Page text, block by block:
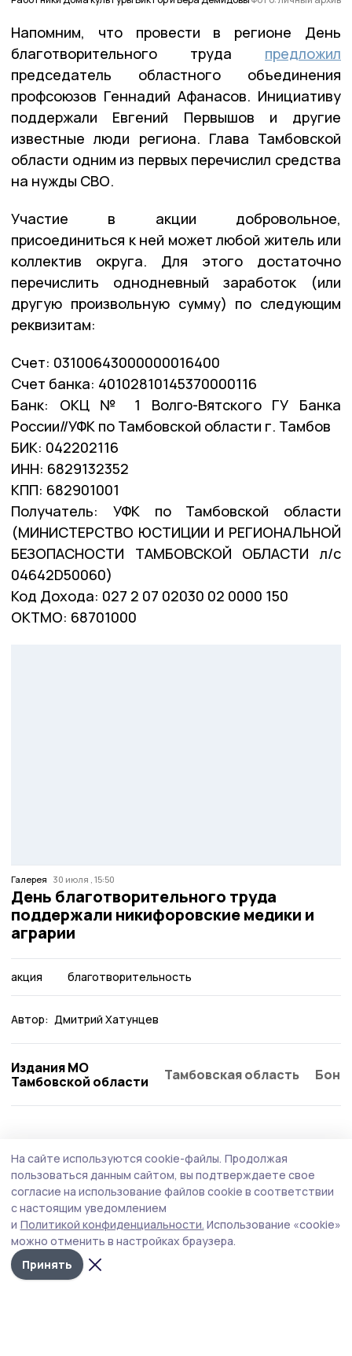
Напомним, что провести в регионе День
благотворительного труда предложил
председатель областного объединения
профсоюзов Геннадий Афанасов. Инициативу
поддержали Евгений Первышов и другие
известные люди региона. Глава Тамбовской
области одним из первых перечислил средства
на нужды СВО.
Участие в акции добровольное,
присоединиться к ней может любой житель или
коллектив округа. Для этого достаточно
перечислить однодневный заработок (или
другую произвольную сумму) по следующим
реквизитам:
Счет: 03100643000000016400
Счет банка: 40102810145370000116
Банк: ОКЦ № 1 Волго-Вятского ГУ Банка
России//УФК по Тамбовской области г. Тамбов
БИК: 042202116
ИНН: 6829132352
КПП: 682901001
Получатель: УФК по Тамбовской области
(МИНИСТЕРСТВО ЮСТИЦИИ И РЕГИОНАЛЬНОЙ
БЕЗОПАСНОСТИ ТАМБОВСКОЙ ОБЛАСТИ л/с
04642D50060)
Код Дохода: 027 2 07 02030 02 0000 150
ОКТМО: 68701000
Галерея 30 июля , 15:50
День благотворительного труда
поддержали никифоровские медики и
аграрии
акция благотворительность
Автор: Дмитрий Хатунцев
Издания МО
Тамбовской области
Тамбовская область
На сайте используются cookie-файлы. Продолжая
пользоваться данным сайтом, вы подтверждаете свое
согласие на использование файлов cookie в соответствии
с настоящим уведомлением
и Политикой конфиденциальности. Использование «cookie»
можно отменить в настройках браузера.
Принять